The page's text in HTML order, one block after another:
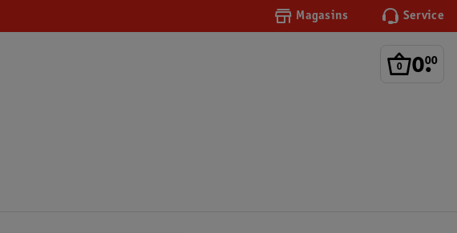
Magasins Service
0.
00